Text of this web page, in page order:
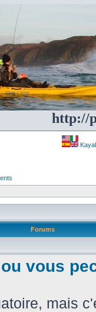
http://
Forums
vous
mais